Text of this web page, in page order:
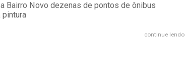
Bairro Novo dezenas de pontos de ônibus
continue lendo